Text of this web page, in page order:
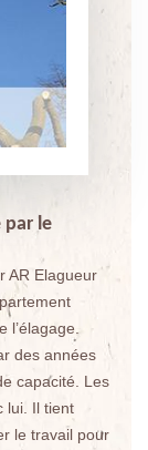
par le
AR Elagueur
des années
capacité. Les
lui. Il tient
le travail pour